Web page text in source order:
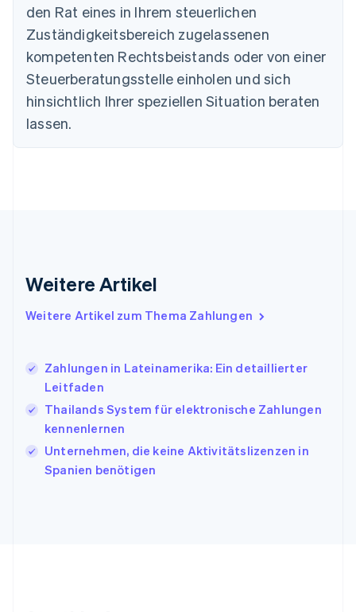
den Rat eines in Ihrem steuerlichen
Zuständigkeitsbereich zugelassenen
kompetenten Rechtsbeistands oder von einer
Steuerberatungsstelle einholen und sich
hinsichtlich Ihrer speziellen Situation beraten
lassen.
Weitere Artikel
Weitere Artikel zum Thema Zahlungen
Zahlungen in Lateinamerika: Ein detaillierter
Leitfaden
Thailands System für elektronische Zahlungen
kennenlernen
Unternehmen, die keine Aktivitätslizenzen in
Spanien benötigen
Dänemark
Deutschland
DeutschEnglish
Estland
English
Festlandchina
简体中文
EnglishSvenska
English
English
Japan
日本語 English
EnglishFrançais
Kroatien
English Italiano
English